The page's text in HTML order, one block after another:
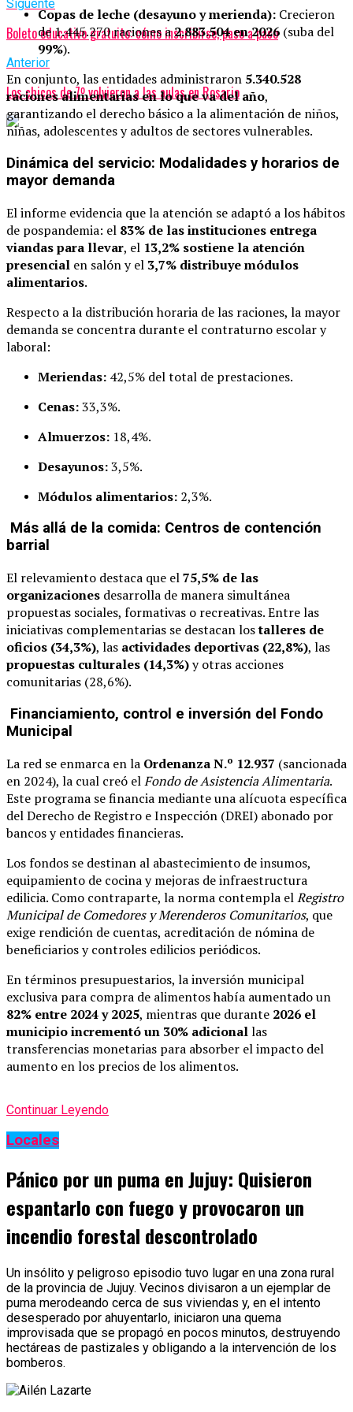
Siguente
Boleto educativo gratuito: cómo inscribirse, paso a paso
Anterior
Los chicos de 7º volvieron a las aulas en Rosario
Copas de leche (desayuno y merienda): Crecieron
de 1.445.270 raciones a2.883.504 en 2026 (suba del
99%).
En conjunto, las entidades administraron 5.340.528
raciones alimentarias en lo que va del año,
garantizando el derecho básico a la alimentación de niños,
niñas, adolescentes y adultos de sectores vulnerables.
Dinámica del servicio: Modalidades y horarios de
mayor demanda
El informe evidencia que la atención se adaptó a los hábitos
de pospandemia: el 83% de las instituciones entrega
viandas para llevar, el 13,2% sostiene la atención
presencial en salón y el 3,7% distribuye módulos
alimentarios.
Respecto a la distribución horaria de las raciones, la mayor
demanda se concentra durante el contraturno escolar y
laboral:
Meriendas: 42,5% del total de prestaciones.
Cenas:33,3%.
Almuerzos: 18,4%.
Desayunos:3,5%.
Módulos alimentarios: 2,3%.
Más allá de la comida: Centros de contención
barrial
El relevamiento destaca que el75,5% de las
organizaciones desarrolla de manera simultánea
propuestas sociales, formativas o recreativas. Entre las
iniciativas complementarias se destacan lostalleres de
oficios (34,3%), las actividades deportivas (22,8%), las
propuestas culturales (14,3%)y otras acciones
comunitarias (28,6%).
Financiamiento, control e inversión del Fondo
Municipal
La red se enmarca en la Ordenanza N.º 12.937 (sancionada
en 2024), la cual creó elFondo de Asistencia Alimentaria.
Este programa se financia mediante una alícuota específica
del Derecho de Registro e Inspección (DREI) abonado por
bancos y entidades financieras.
Los fondos se destinan al abastecimiento de insumos,
equipamiento de cocina y mejoras de infraestructura
edilicia. Como contraparte, la norma contempla elRegistro
Municipal de Comedores y Merenderos Comunitarios, que
exige rendición de cuentas, acreditación de nómina de
beneficiarios y controles edilicios periódicos.
En términos presupuestarios, la inversión municipal
exclusiva para compra de alimentos había aumentado un
82% entre 2024 y 2025, mientras que durante 2026 el
municipio incrementó un 30% adicionallas
transferencias monetarias para absorber el impacto del
aumento en los precios de los alimentos.
Continuar Leyendo
Locales
Pánico por un puma en Jujuy: Quisieron
espantarlo con fuego y provocaron un
incendio forestal descontrolado
Un insólito y peligroso episodio tuvo lugar en una zona rural
de la provincia de Jujuy. Vecinos divisaron a un ejemplar de
puma merodeando cerca de sus viviendas y, en el intento
desesperado por ahuyentarlo, iniciaron una quema
improvisada que se propagó en pocos minutos, destruyendo
hectáreas de pastizales y obligando a la intervención de los
bomberos.